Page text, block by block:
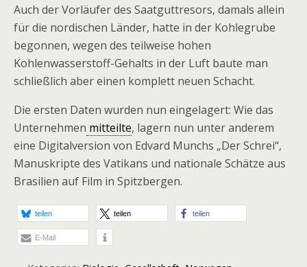
Auch der Vorläufer des Saatguttresors, damals allein
für die nordischen Länder, hatte in der Kohlegrube
begonnen, wegen des teilweise hohen
Kohlenwasserstoff-Gehalts in der Luft baute man
schließlich aber einen komplett neuen Schacht.
Die ersten Daten wurden nun eingelagert: Wie das
Unternehmen mitteilte, lagern nun unter anderem
eine Digitalversion von Edvard Munchs „Der Schrei“,
Manuskripte des Vatikans und nationale Schätze aus
Brasilien auf Film in Spitzbergen.
teilen teilen teilen
E-Mail